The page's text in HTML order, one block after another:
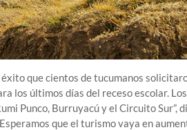
que cientos de tucumanos
los últimos días del receso escolar.
Punco, Burruyacú y el Circuito Sur”,
que el turismo vaya en